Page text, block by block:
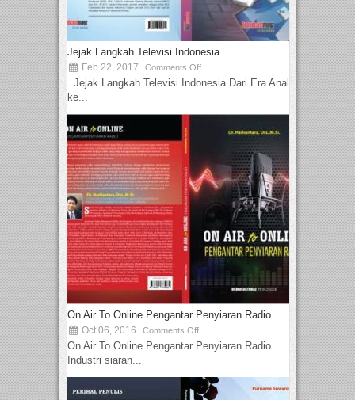
Jejak Langkah Televisi Indonesia
Feb 22, 2017 Comments Off
Jejak Langkah Televisi Indonesia Dari Era Analog
ke...
On Air To Online Pengantar Penyiaran Radio
Oct 06, 2016 Comments Off
On Air To Online Pengantar Penyiaran Radio
Industri siaran...